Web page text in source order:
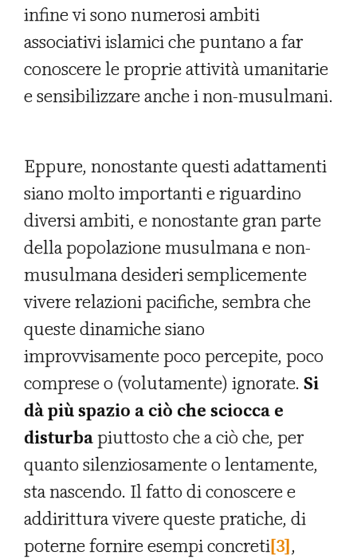
infine vi sono numerosi ambiti
associativi islamici che puntano a far
conoscere le proprie attività umanitarie
e sensibilizzare anche i non-musulmani.
Eppure, nonostante questi adattamenti
siano molto importanti e riguardino
diversi ambiti, e nonostante gran parte
della popolazione musulmana e non-
musulmana desideri semplicemente
vivere relazioni pacifiche, sembra che
queste dinamiche siano
improvvisamente poco percepite, poco
comprese o (volutamente) ignorate. Si
dà più spazio a ciò che sciocca e
disturbapiuttosto che a ciò che, per
quanto silenziosamente o lentamente,
sta nascendo. Il fatto di conoscere e
addirittura vivere queste pratiche, di
poterne fornire esempi concreti[3],